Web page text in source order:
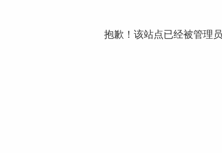
抱歉！该站点已经被管理